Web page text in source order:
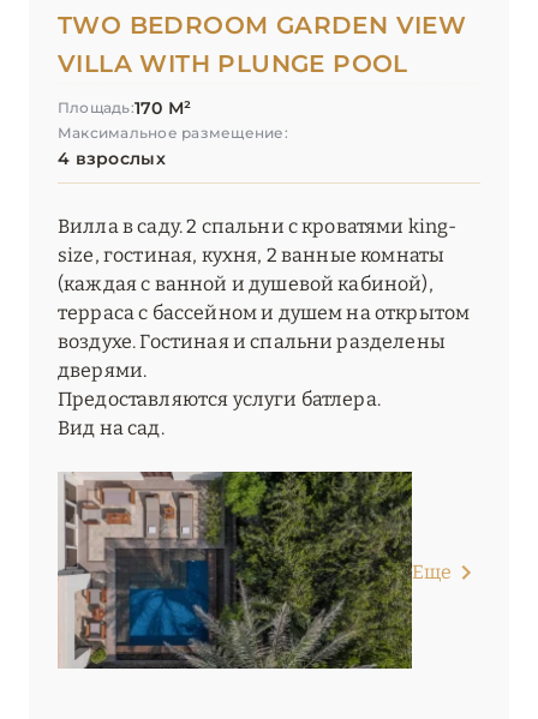
TWO BEDROOM GARDEN VIEW
VILLA WITH PLUNGE POOL
Площадь:170 М²
Максимальное размещение:
4 взрослых
Вилла в саду. 2 спальни с кроватями king-
size, гостиная, кухня, 2 ванные комнаты
(каждая с ванной и душевой кабиной),
терраса с бассейном и душем на открытом
воздухе. Гостиная и спальни разделены
дверями.
Предоставляются услуги батлера.
Вид на сад.
Еще